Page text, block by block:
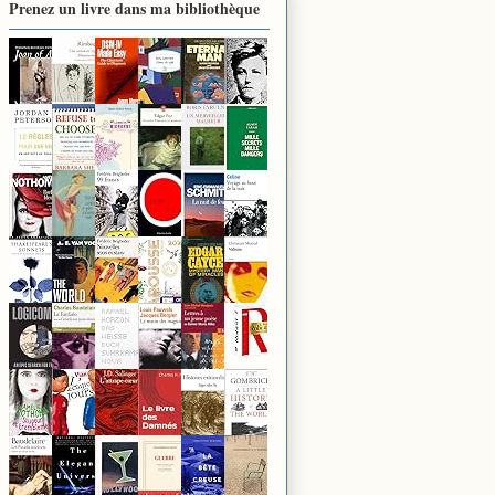
Prenez un livre dans ma bibliothèque